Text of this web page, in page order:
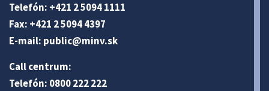
Telefón: +421 2 5094 1111
Fax: +421 2 5094 4397
E-mail: public@minv.sk
Call centrum:
Telefón: 0800 222 222